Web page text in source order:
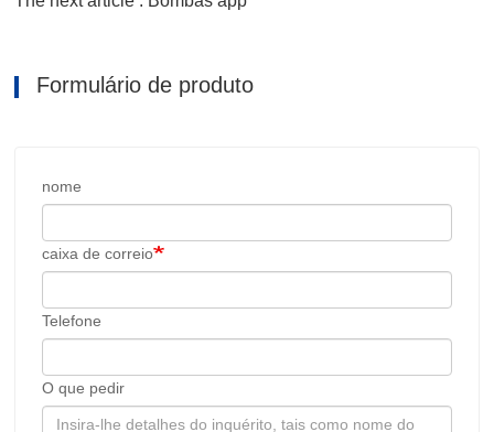
Formulário de produto
nome
caixa de correio
Telefone
O que pedir